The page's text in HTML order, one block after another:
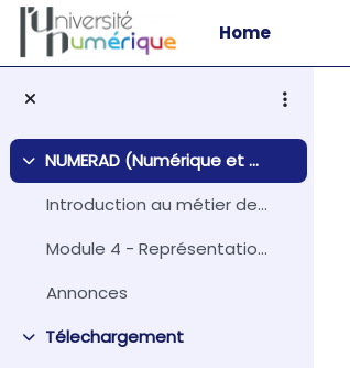
Skip to main content
Home
Collapse
NUMERAD (Numérique et Méthodologie de la Recherche à la Dissémination)
Introduction au métier de chercheur
Module 4 - Représentation graphique des données
Annonces
Collapse
Télechargement